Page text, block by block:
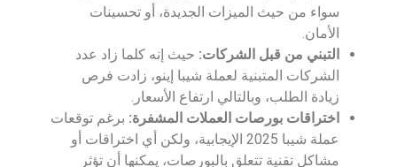
سواء من حيث الميزات الجديدة، أو تحسينات
الأمان.
التبني من قبل الشركات: حيث إنه كلما زاد عدد
الشركات المتبنية لعملة شيبا إينو، زادت فرص
زيادة الطلب، وبالتالي ارتفاع الأسعار.
اختراقات بورصات العملات المشفرة: برغم توقعات
عملة شيبا 2025 الإيجابية، ولكن أي اختراقات أو
مشاكل تقنية تتعلق بالبورصات، يمكنها أن تؤثر